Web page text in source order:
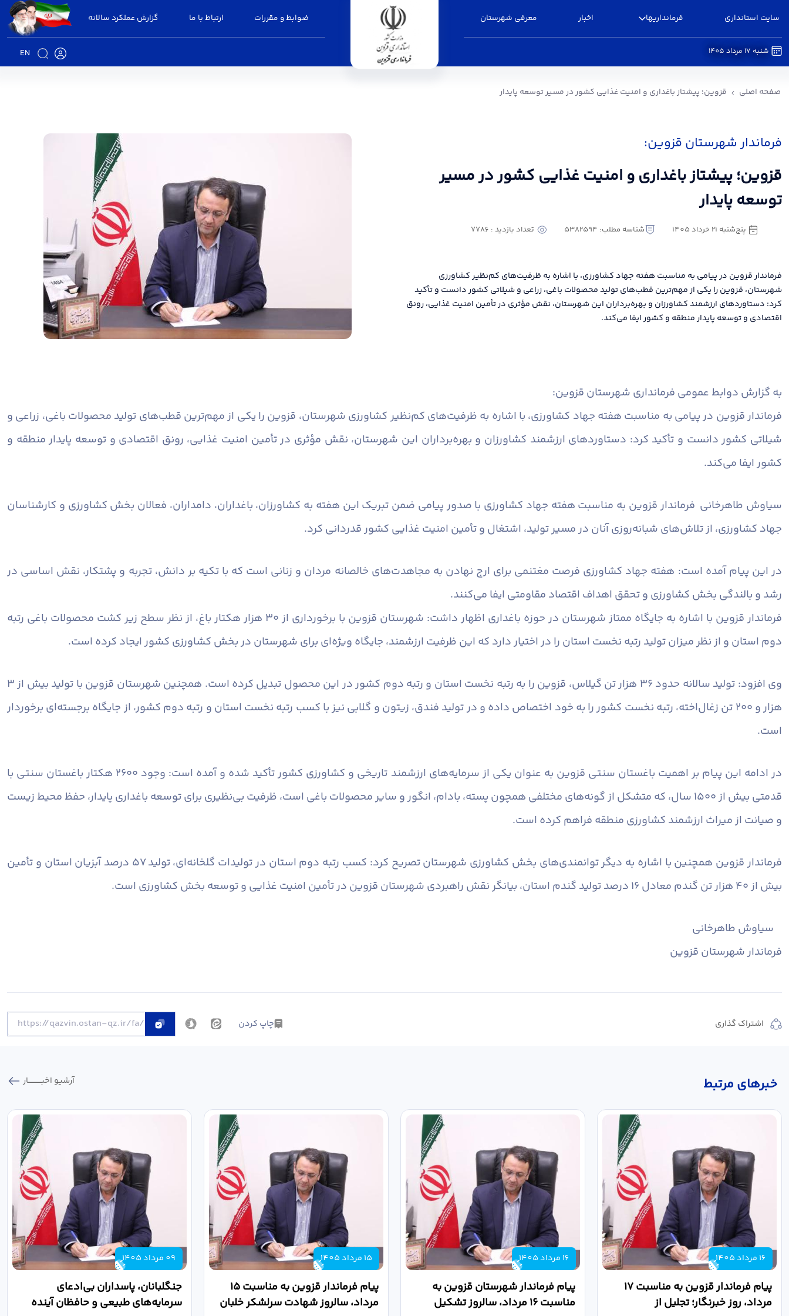
سایت استانداری فرمانداریها اخبار معرفی شهرستان ضوابط و مقررات ارتباط با ما گزارش عملکرد سالانه
EN شنبه 17 مرداد 1405
صفحه اصلی قزوین؛ پیشتاز باغداری و امنیت غذایی کشور در مسیر توسعه پایدار
فرماندار شهرستان قزوین:
قزوین؛ پیشتاز باغداری و امنیت غذایی کشور در مسیر
توسعه پایدار
پنج‌شنبه 21 خرداد 1405 شناسه مطلب: 5382594 تعداد بازدید : 7786
فرماندار قزوین در پیامی به مناسبت هفته جهاد کشاورزی، با اشاره به ظرفیت‌های کم‌نظیر کشاورزی
شهرستان، قزوین را یکی از مهم‌ترین قطب‌های تولید محصولات باغی، زراعی و شیلاتی کشور دانست و تأکید
کرد: دستاوردهای ارزشمند کشاورزان و بهره‌برداران این شهرستان، نقش مؤثری در تأمین امنیت غذایی، رونق
اقتصادی و توسعه پایدار منطقه و کشور ایفا می‌کند.
به گزارش دوابط عمومی فرمانداری شهرستان قزوین:
فرماندار قزوین در پیامی به مناسبت هفته جهاد کشاورزی، با اشاره به ظرفیت‌های کم‌نظیر کشاورزی شهرستان، قزوین را یکی از مهم‌ترین قطب‌های تولید محصولات باغی، زراعی و
شیلاتی کشور دانست و تأکید کرد: دستاوردهای ارزشمند کشاورزان و بهره‌برداران این شهرستان، نقش مؤثری در تأمین امنیت غذایی، رونق اقتصادی و توسعه پایدار منطقه و
کشور ایفا می‌کند.
سیاوش طاهرخانی فرماندار قزوین به مناسبت هفته جهاد کشاورزی با صدور پیامی ضمن تبریک این هفته به کشاورزان، باغداران، دامداران، فعالان بخش کشاورزی و کارشناسان
جهاد کشاورزی، از تلاش‌های شبانه‌روزی آنان در مسیر تولید، اشتغال و تأمین امنیت غذایی کشور قدردانی کرد.
در این پیام آمده است: هفته جهاد کشاورزی فرصت مغتنمی برای ارج نهادن به مجاهدت‌های خالصانه مردان و زنانی است که با تکیه بر دانش، تجربه و پشتکار، نقش اساسی در
رشد و بالندگی بخش کشاورزی و تحقق اهداف اقتصاد مقاومتی ایفا می‌کنند.
فرماندار قزوین با اشاره به جایگاه ممتاز شهرستان در حوزه باغداری اظهار داشت: شهرستان قزوین با برخورداری از ۳۰ هزار هکتار باغ، از نظر سطح زیر کشت محصولات باغی رتبه
دوم استان و از نظر میزان تولید رتبه نخست استان را در اختیار دارد که این ظرفیت ارزشمند، جایگاه ویژه‌ای برای شهرستان در بخش کشاورزی کشور ایجاد کرده است.
وی افزود: تولید سالانه حدود ۳۶ هزار تن گیلاس، قزوین را به رتبه نخست استان و رتبه دوم کشور در این محصول تبدیل کرده است. همچنین شهرستان قزوین با تولید بیش از ۳
هزار و ۲۰۰ تن زغال‌اخته، رتبه نخست کشور را به خود اختصاص داده و در تولید فندق، زیتون و گلابی نیز با کسب رتبه نخست استان و رتبه دوم کشور، از جایگاه برجسته‌ای برخوردار
است.
در ادامه این پیام بر اهمیت باغستان سنتی قزوین به عنوان یکی از سرمایه‌های ارزشمند تاریخی و کشاورزی کشور تأکید شده و آمده است: وجود ۲۶۰۰ هکتار باغستان سنتی با
قدمتی بیش از ۱۵۰۰ سال، که متشکل از گونه‌های مختلفی همچون پسته، بادام، انگور و سایر محصولات باغی است، ظرفیت بی‌نظیری برای توسعه باغداری پایدار، حفظ محیط زیست
و صیانت از میراث ارزشمند کشاورزی منطقه فراهم کرده است.
فرماندار قزوین همچنین با اشاره به دیگر توانمندی‌های بخش کشاورزی شهرستان تصریح کرد: کسب رتبه دوم استان در تولیدات گلخانه‌ای، تولید ۵۷ درصد آبزیان استان و تأمین
بیش از ۴۰ هزار تن گندم معادل ۱۶ درصد تولید گندم استان، بیانگر نقش راهبردی شهرستان قزوین در تأمین امنیت غذایی و توسعه بخش کشاورزی است.
سیاوش طاهرخانی
فرماندار شهرستان قزوین
اشتراک گذاری چاپ کردن
خبر‌های مرتبط آرشیو اخبـــــــــــار
16 مرداد 1405
پیام فرماندار قزوین به مناسبت ۱۷
مرداد، روز خبرنگار؛ تجلیل از
16 مرداد 1405
پیام فرماندار شهرستان قزوین به
مناسبت ۱۶ مرداد، سالروز تشکیل
15 مرداد 1405
پیام فرماندار قزوین به مناسبت ۱۵
مرداد، سالروز شهادت سرلشکر خلبان
09 مرداد 1405
جنگلبانان، پاسداران بی‌ادعای
سرمایه‌های طبیعی و حافظان آینده